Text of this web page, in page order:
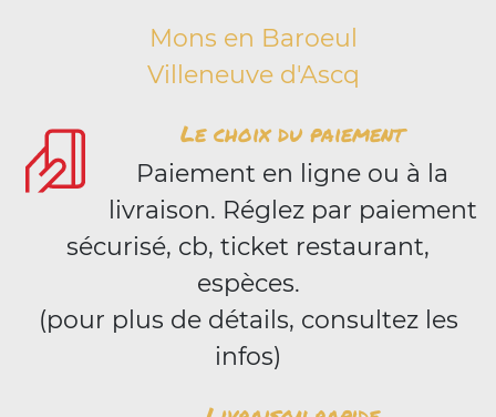
Mons en Baroeul
Villeneuve d'Ascq
Le choix du paiement
Paiement en ligne ou à la
livraison. Réglez par paiement
sécurisé, cb, ticket restaurant,
espèces.
(pour plus de détails, consultez les
infos)